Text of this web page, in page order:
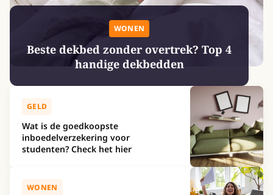
WONEN
Beste dekbed zonder overtrek? Top 4
handige dekbedden
GELD
Wat is de goedkoopste
inboedelverzekering voor
studenten? Check het hier
WONEN